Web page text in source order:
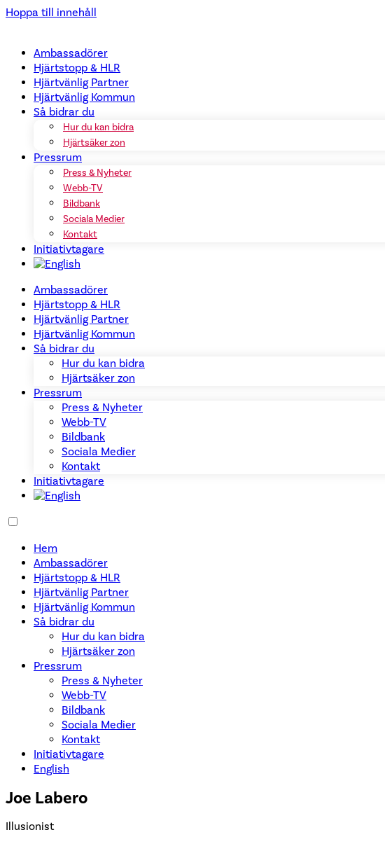
Hoppa till innehåll
Ambassadörer
Hjärtstopp & HLR
Hjärtvänlig Partner
Hjärtvänlig Kommun
Så bidrar du
Hur du kan bidra
Hjärtsäker zon
Pressrum
Press & Nyheter
Webb-TV
Bildbank
Sociala Medier
Kontakt
Initiativtagare
Ambassadörer
Hjärtstopp & HLR
Hjärtvänlig Partner
Hjärtvänlig Kommun
Så bidrar du
Hur du kan bidra
Hjärtsäker zon
Pressrum
Press & Nyheter
Webb-TV
Bildbank
Sociala Medier
Kontakt
Initiativtagare
Hem
Ambassadörer
Hjärtstopp & HLR
Hjärtvänlig Partner
Hjärtvänlig Kommun
Så bidrar du
Hur du kan bidra
Hjärtsäker zon
Pressrum
Press & Nyheter
Webb-TV
Bildbank
Sociala Medier
Kontakt
Initiativtagare
English
Joe Labero
Illusionist